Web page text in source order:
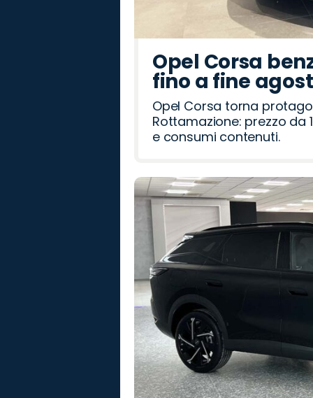
Opel Corsa
fino a fine
Opel Corsa torna
Rottamazione: prezzo da
e consumi contenuti.